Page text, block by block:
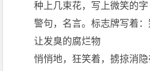
种上几束花，写上微笑的字
警句，名言。标志牌写着：
让发臭的腐烂物
悄悄地，狂笑着，掳掠消隐